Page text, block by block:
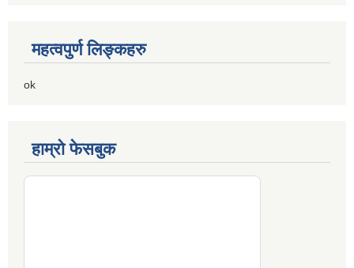
महत्वपुर्ण लिङ्कहरु
ok
हाम्रो फेसबुक